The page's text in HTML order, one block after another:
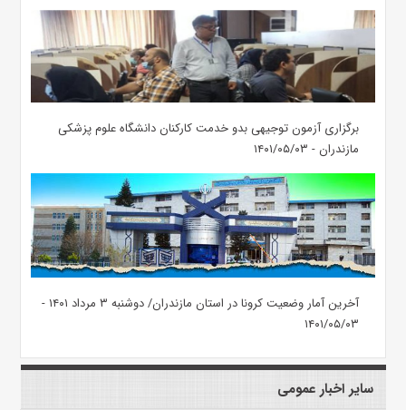
برگزاری آزمون توجیهی بدو خدمت کارکنان دانشگاه علوم پزشکی
مازندران - ۱۴۰۱/۰۵/۰۳
آخرین آمار وضعیت کرونا در استان مازندران/ دوشنبه ۳ مرداد ۱۴۰۱ -
۱۴۰۱/۰۵/۰۳
سایر اخبار عمومی